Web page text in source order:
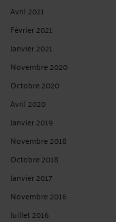
Avril 2021
Février 2021
Janvier 2021
Novembre 2020
Octobre 2020
Avril 2020
Janvier 2019
Novembre 2018
Octobre 2018
Janvier 2017
Novembre 2016
Juillet 2016